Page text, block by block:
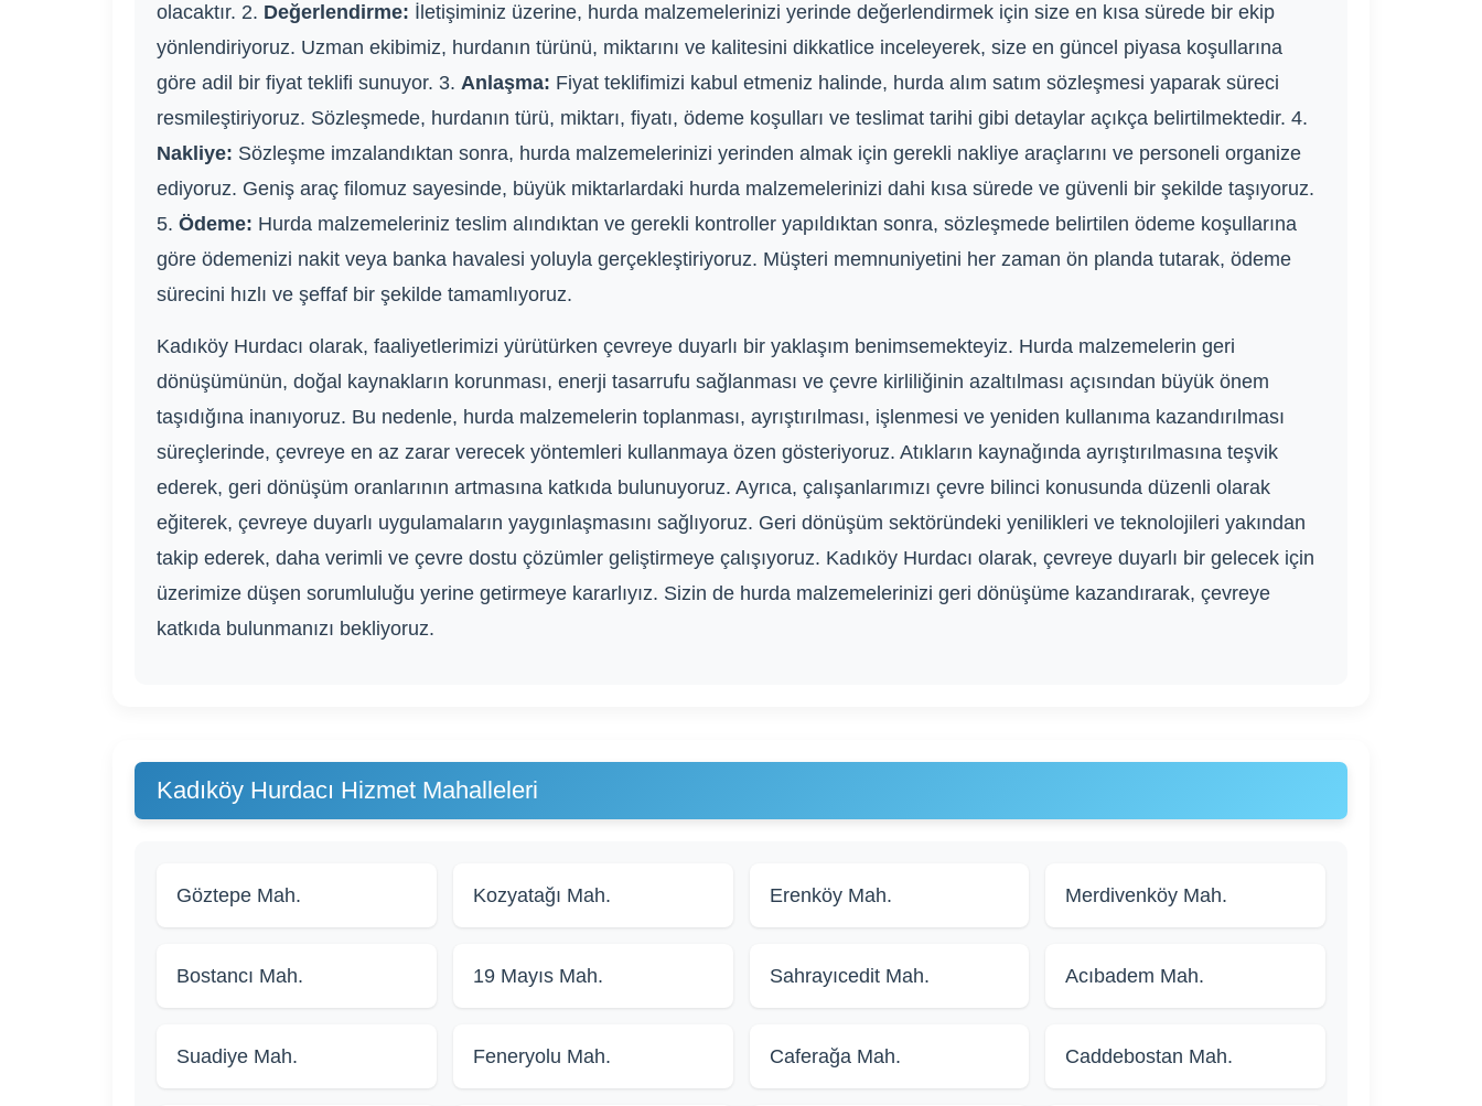
olacaktır. 2. Değerlendirme: İletişiminiz üzerine, hurda malzemelerinizi yerinde değerlendirmek için size en kısa sürede bir ekip
yönlendiriyoruz. Uzman ekibimiz, hurdanın türünü, miktarını ve kalitesini dikkatlice inceleyerek, size en güncel piyasa koşullarına
göre adil bir fiyat teklifi sunuyor. 3. Anlaşma: Fiyat teklifimizi kabul etmeniz halinde, hurda alım satım sözleşmesi yaparak süreci
resmileştiriyoruz. Sözleşmede, hurdanın türü, miktarı, fiyatı, ödeme koşulları ve teslimat tarihi gibi detaylar açıkça belirtilmektedir. 4.
Nakliye: Sözleşme imzalandıktan sonra, hurda malzemelerinizi yerinden almak için gerekli nakliye araçlarını ve personeli organize
ediyoruz. Geniş araç filomuz sayesinde, büyük miktarlardaki hurda malzemelerinizi dahi kısa sürede ve güvenli bir şekilde taşıyoruz.
5. Ödeme: Hurda malzemeleriniz teslim alındıktan ve gerekli kontroller yapıldıktan sonra, sözleşmede belirtilen ödeme koşullarına
göre ödemenizi nakit veya banka havalesi yoluyla gerçekleştiriyoruz. Müşteri memnuniyetini her zaman ön planda tutarak, ödeme
sürecini hızlı ve şeffaf bir şekilde tamamlıyoruz.
Kadıköy Hurdacı olarak, faaliyetlerimizi yürütürken çevreye duyarlı bir yaklaşım benimsemekteyiz. Hurda malzemelerin geri
dönüşümünün, doğal kaynakların korunması, enerji tasarrufu sağlanması ve çevre kirliliğinin azaltılması açısından büyük önem
taşıdığına inanıyoruz. Bu nedenle, hurda malzemelerin toplanması, ayrıştırılması, işlenmesi ve yeniden kullanıma kazandırılması
süreçlerinde, çevreye en az zarar verecek yöntemleri kullanmaya özen gösteriyoruz. Atıkların kaynağında ayrıştırılmasına teşvik
ederek, geri dönüşüm oranlarının artmasına katkıda bulunuyoruz. Ayrıca, çalışanlarımızı çevre bilinci konusunda düzenli olarak
eğiterek, çevreye duyarlı uygulamaların yaygınlaşmasını sağlıyoruz. Geri dönüşüm sektöründeki yenilikleri ve teknolojileri yakından
takip ederek, daha verimli ve çevre dostu çözümler geliştirmeye çalışıyoruz. Kadıköy Hurdacı olarak, çevreye duyarlı bir gelecek için
üzerimize düşen sorumluluğu yerine getirmeye kararlıyız. Sizin de hurda malzemelerinizi geri dönüşüme kazandırarak, çevreye
katkıda bulunmanızı bekliyoruz.
Kadıköy Hurdacı Hizmet Mahalleleri
Göztepe Mah. Kozyatağı Mah. Erenköy Mah. Merdivenköy Mah.
Bostancı Mah. 19 Mayıs Mah. Sahrayıcedit Mah. Acıbadem Mah.
Suadiye Mah. Feneryolu Mah. Caferağa Mah. Caddebostan Mah.